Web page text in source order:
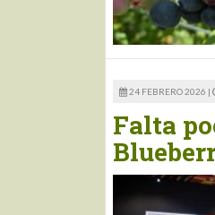
24 FEBRERO 2026 |
Falta